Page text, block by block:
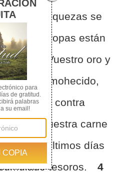
Vuestras riquezas se
vuestras ropas están
Vuestro oro y
se han enmohecido,
un testigo contra
vuestra carne
en los últimos días
tesoros.
4